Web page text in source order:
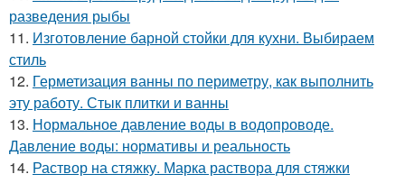
разведения рыбы
11. Изготовление барной стойки для кухни. Выбираем
стиль
12. Герметизация ванны по периметру, как выполнить
эту работу. Стык плитки и ванны
13. Нормальное давление воды в водопроводе.
Давление воды: нормативы и реальность
14. Раствор на стяжку. Марка раствора для стяжки